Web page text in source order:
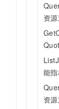
资
能
资